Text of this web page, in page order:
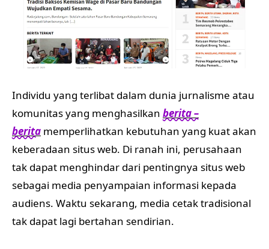
Individu yang terlibat dalam dunia jurnalisme atau
komunitas yang menghasilkan berita –
berita memperlihatkan kebutuhan yang kuat akan
keberadaan situs web. Di ranah ini, perusahaan
tak dapat menghindar dari pentingnya situs web
sebagai media penyampaian informasi kepada
audiens. Waktu sekarang, media cetak tradisional
tak dapat lagi bertahan sendirian.